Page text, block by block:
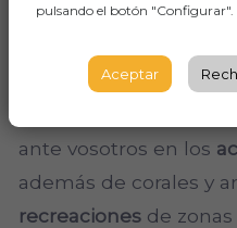
ver losacuarios
comunidades marinas
ante vosotros en los
además de corales y
recreaciones de
pulsando el botón "Configurar".
Aceptar